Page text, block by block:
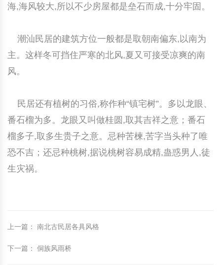
海,海风较大,所以不少房屋都是垒石而成,十分牢固。
潮汕民居的建筑方位一般都是取朝南偏东,以南为
主。这样冬可挡住严寒的北风,夏又可接受凉爽的南
风。
民居还有植树的习俗,称作种“镇宅树”。多以龙眼、
番石榴为多。龙眼又叫做桂圆,取其吉祥之意；番石
榴多子,取多生贵子之意。忌种苦楝,苦字当头种了唯
恐不吉；还忌种桃树,据说桃树容易成精,蛊惑男人,徒
生灾祸。
上一篇 ： 南北古民居各具风格
下一篇 ： 侗族风雨桥